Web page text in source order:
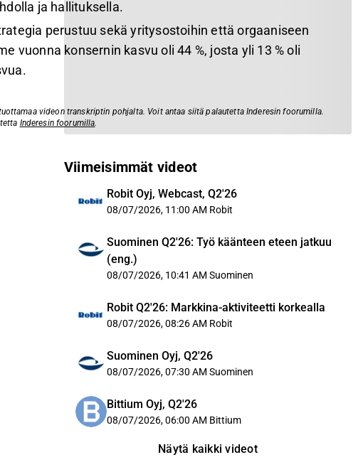
ja hallituksella.
perustuu sekä yritysostoihin että orgaaniseen
vuonna konsernin kasvu oli 44 %, josta yli 13 % oli
videon transkriptin pohjalta. Voit antaa siitä palautetta Inderesin foorumilla.
Inderesin foorumilla.
Viimeisimmät videot
Robit Oyj, Webcast, Q2'26
08/07/2026, 11:00 AM Robit
Suominen Q2'26: Työ käänteen eteen jatkuu
(eng.)
08/07/2026, 10:41 AM Suominen
Robit Q2'26: Markkina-aktiviteetti korkealla
08/07/2026, 08:26 AM Robit
Suominen Oyj, Q2'26
08/07/2026, 07:30 AM Suominen
Bittium Oyj, Q2'26
08/07/2026, 06:00 AM Bittium
Näytä kaikki videot